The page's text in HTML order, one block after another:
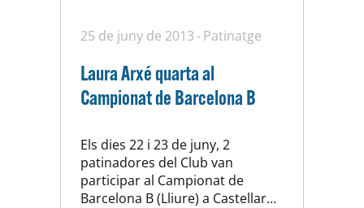
25 de juny de 2013 Patinatge
Laura Arxé quarta al
Campionat de Barcelona B
Els dies 22 i 23 de juny, 2
patinadores del Club van
participar al Campionat de
Barcelona B (Lliure) a Castellar